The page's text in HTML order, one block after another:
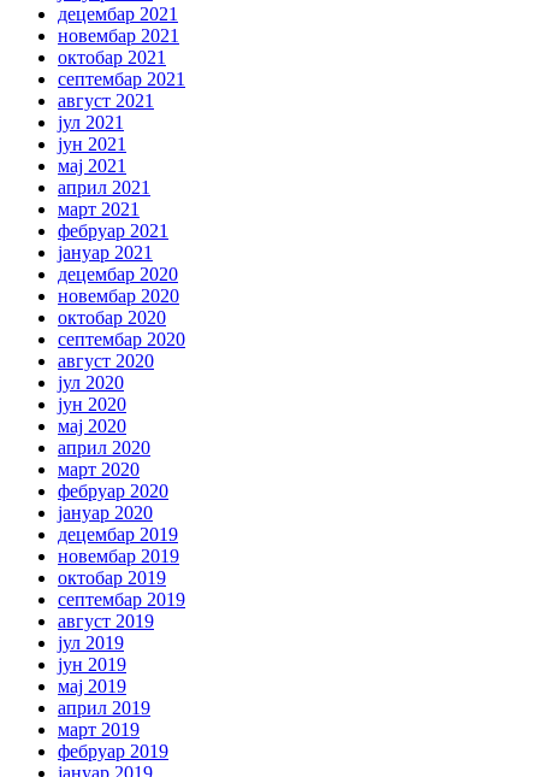
децембар 2021
новембар 2021
октобар 2021
септембар 2021
август 2021
јул 2021
јун 2021
мај 2021
април 2021
март 2021
фебруар 2021
јануар 2021
децембар 2020
новембар 2020
октобар 2020
септембар 2020
август 2020
јул 2020
јун 2020
мај 2020
април 2020
март 2020
фебруар 2020
јануар 2020
децембар 2019
новембар 2019
октобар 2019
септембар 2019
август 2019
јул 2019
јун 2019
мај 2019
април 2019
март 2019
фебруар 2019